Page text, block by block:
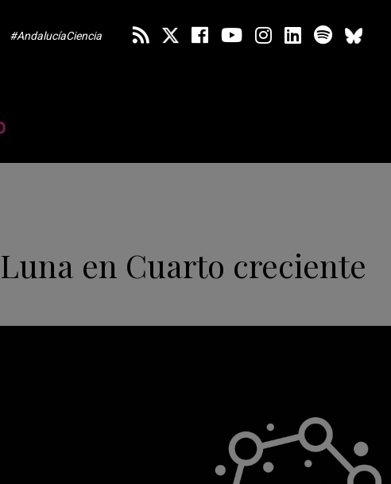
#AndalucíaCiencia
Luna en Cuarto creciente